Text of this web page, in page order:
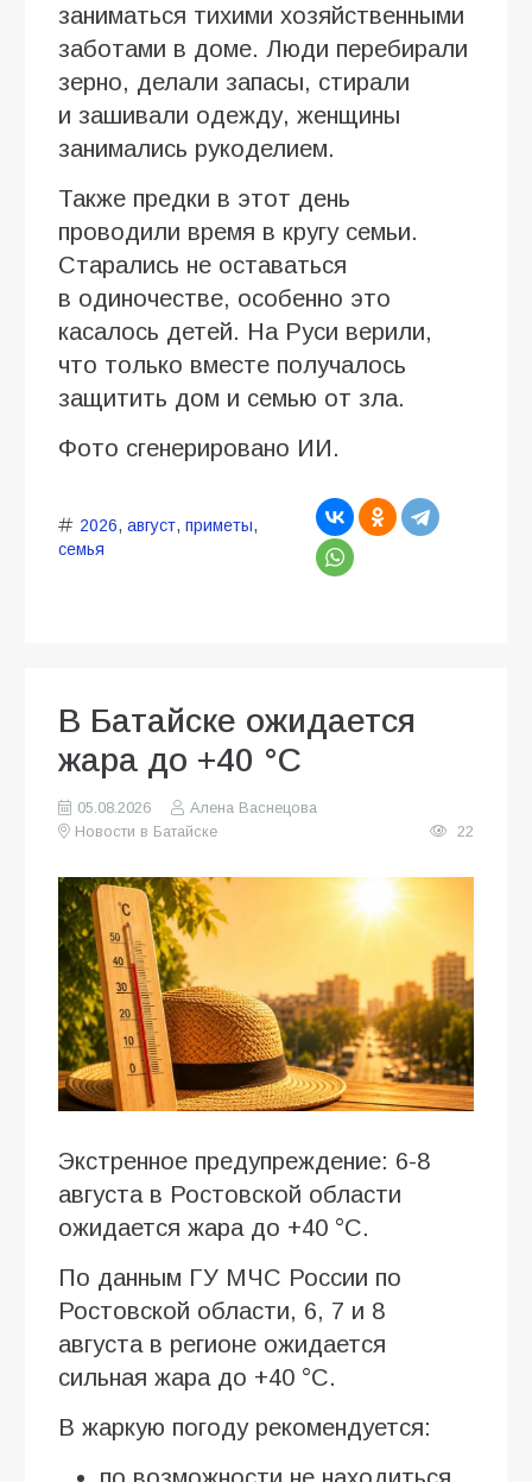
заниматься тихими хозяйственными
заботами в доме. Люди перебирали
зерно, делали запасы, стирали
и зашивали одежду, женщины
занимались рукоделием.
Также предки в этот день
проводили время в кругу семьи.
Старались не оставаться
в одиночестве, особенно это
касалось детей. На Руси верили,
что только вместе получалось
защитить дом и семью от зла.
Фото сгенерировано ИИ.
2026, август, приметы,
семья
В Батайске ожидается
жара до +40 °C
05.08.2026
Алена Васнецова
Новости в Батайске
22
Экстренное предупреждение: 6-8
августа в Ростовской области
ожидается жара до +40 °C.
По данным ГУ МЧС России по
Ростовской области, 6, 7 и 8
августа в регионе ожидается
сильная жара до +40 °C.
В жаркую погоду рекомендуется: